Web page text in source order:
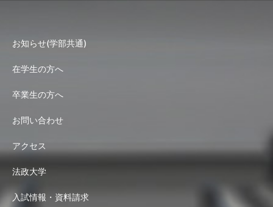
お知らせ(学部共通)
在学生の方へ
卒業生の方へ
お問い合わせ
アクセス
法政大学
入試情報・資料請求